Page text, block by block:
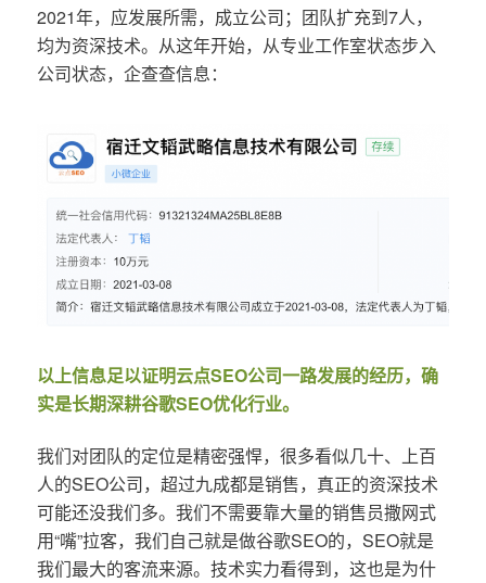
2021年，应发展所需，成立公司；团队扩充到7人，
均为资深技术。从这年开始，从专业工作室状态步入
公司状态，企查查信息：
以上信息足以证明云点SEO公司一路发展的经历，确
实是长期深耕谷歌SEO优化行业。
我们对团队的定位是精密强悍，很多看似几十、上百
人的SEO公司，超过九成都是销售，真正的资深技术
可能还没我们多。我们不需要靠大量的销售员撒网式
用“嘴”拉客，我们自己就是做谷歌SEO的，SEO就是
我们最大的客流来源。技术实力看得到，这也是为什